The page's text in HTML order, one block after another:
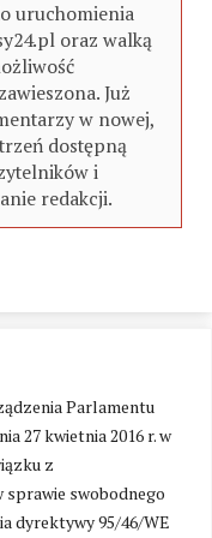
Parlamentu
27 kwietnia 2016 r. w
z
swobodnego
dyrektywy 95/46/WE
uruchomienia
oraz walką
Już
w nowej,
dostępną
i
redakcji.